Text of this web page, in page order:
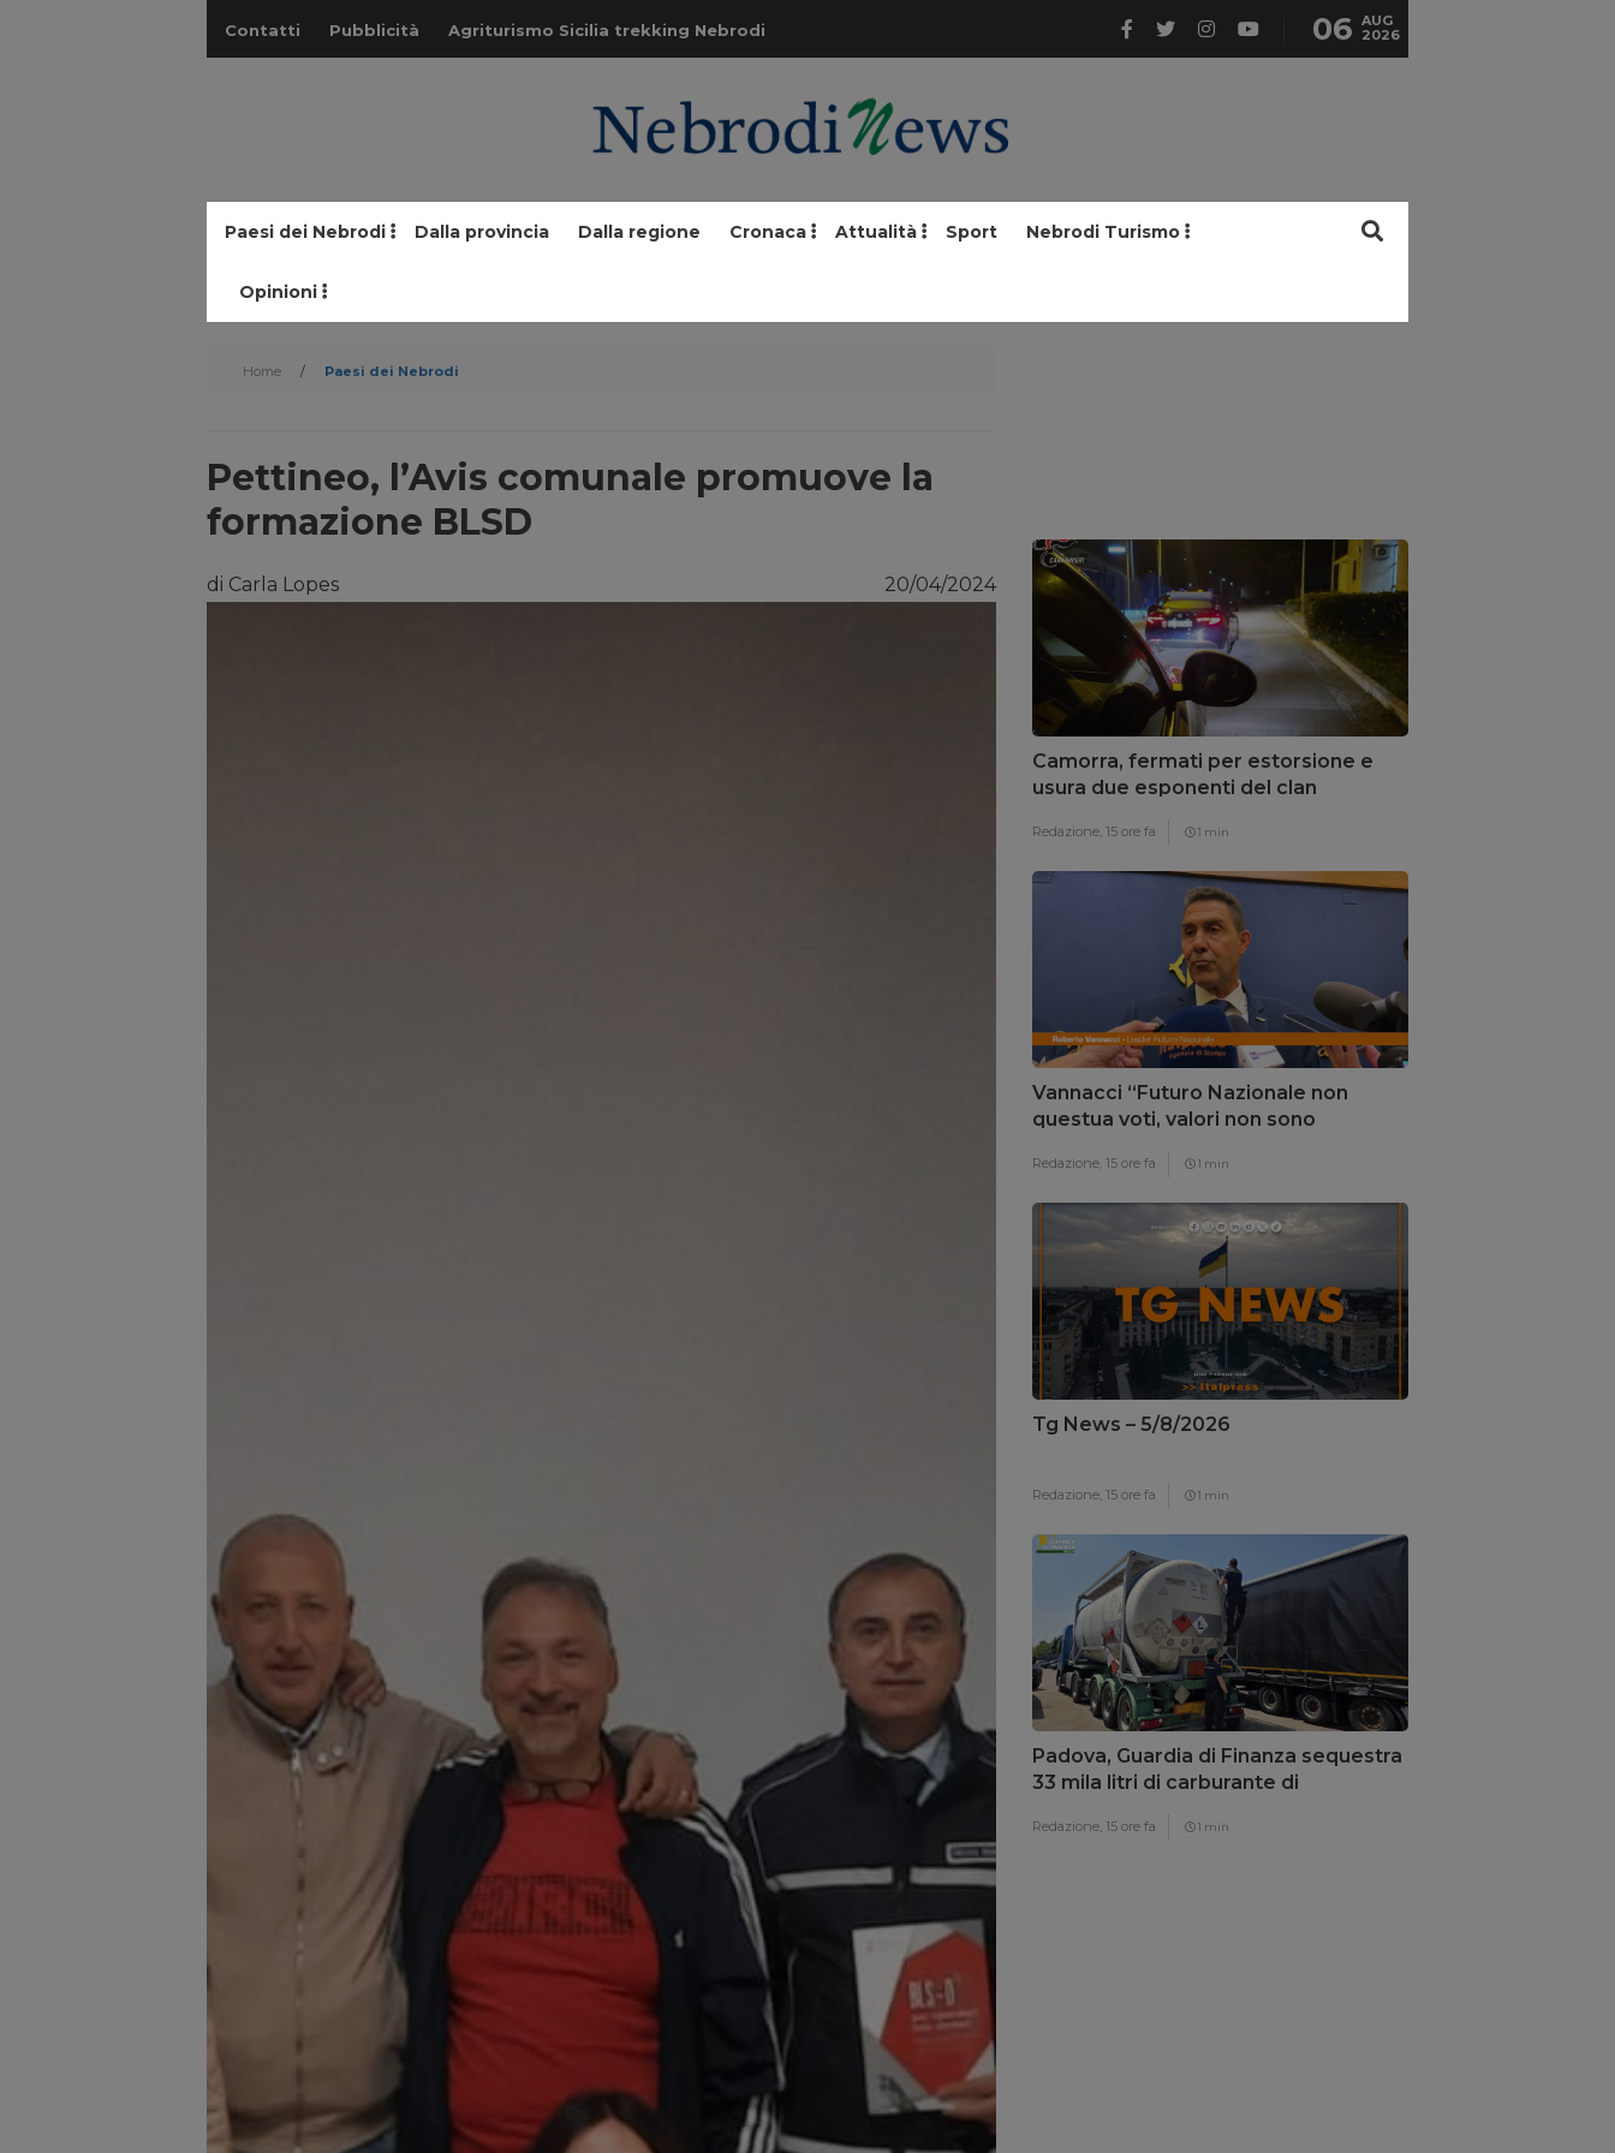
Contatti Pubblicità Agriturismo Sicilia trekking Nebrodi 06 AUG
2026
Paesi dei Nebrodi Dalla provincia Dalla regione Cronaca Attualità Sport Nebrodi Turismo
Opinioni
Home / Paesi dei Nebrodi
Pettineo, l’Avis comunale promuove la
formazione BLSD
di Carla Lopes 20/04/2024
Camorra, fermati per estorsione e
usura due esponenti del clan
Redazione, 15 ore fa 1 min
Vannacci “Futuro Nazionale non
questua voti, valori non sono
Redazione, 15 ore fa 1 min
Tg News – 5/8/2026
Redazione, 15 ore fa 1 min
Padova, Guardia di Finanza sequestra
33 mila litri di carburante di
Redazione, 15 ore fa 1 min